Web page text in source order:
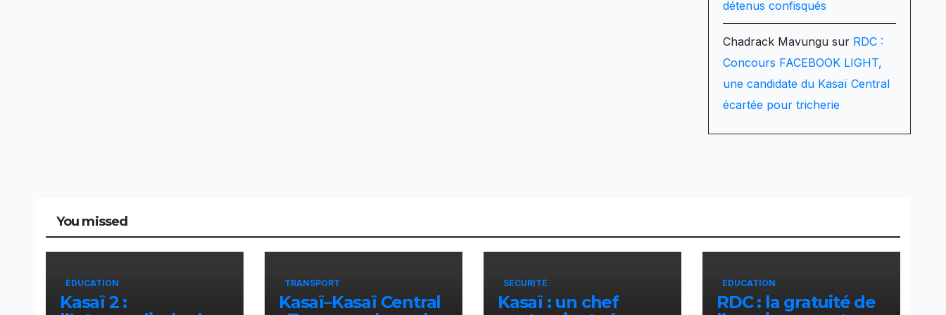
détenus confisqués
Chadrack Mavungusur RDC :
Concours FACEBOOK LIGHT,
une candidate du Kasaï Central
écartée pour tricherie
You missed
ÉDUCATION
Kasaï 2 :
TRANSPORT
Kasaï–Kasaï Central
SÉCURITÉ
Kasaï : un chef
ÉDUCATION
RDC : la gratuité de